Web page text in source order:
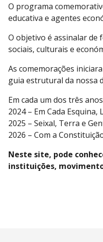
O programa
educativa e agentes
O objetivo é assinalar de
sociais, culturais e
As comemorações
guia estrutural da nossa
Em cada um dos três
2024 – Em Cada Esquina,
2025 – Seixal, Terra e
2026 – Com a
Neste site, pode
instituições,